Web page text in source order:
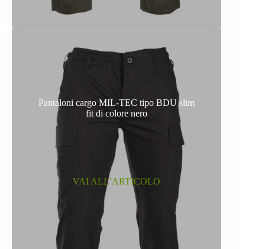
Pantaloni cargo MIL-TEC tipo BDU slim
fit di colore nero
VAI ALL’ARTICOLO